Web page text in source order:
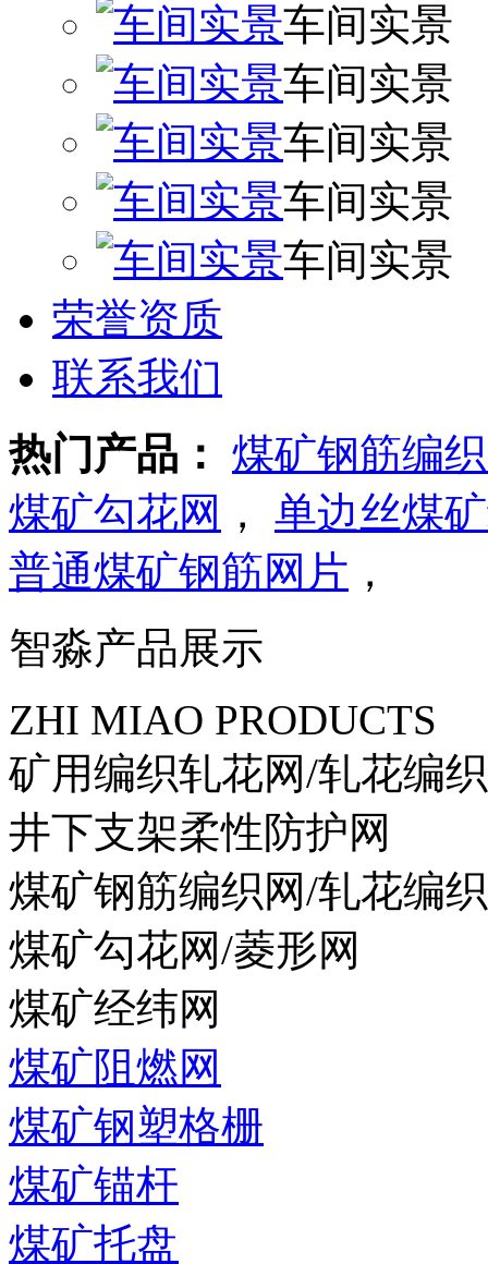
车间实景
车间实景
车间实景
车间实景
车间实景
荣誉资质
联系我们
热门产品： 煤矿钢筋编
煤矿勾花网 ， 单边丝煤
普通煤矿钢筋网片 ，
智淼产品展示
ZHI MIAO PRODUCTS
矿用编织轧花网/轧花编
井下支架柔性防护网
煤矿钢筋编织网/轧花编
煤矿勾花网/菱形网
煤矿经纬网
煤矿阻燃网
煤矿钢塑格栅
煤矿锚杆
煤矿托盘